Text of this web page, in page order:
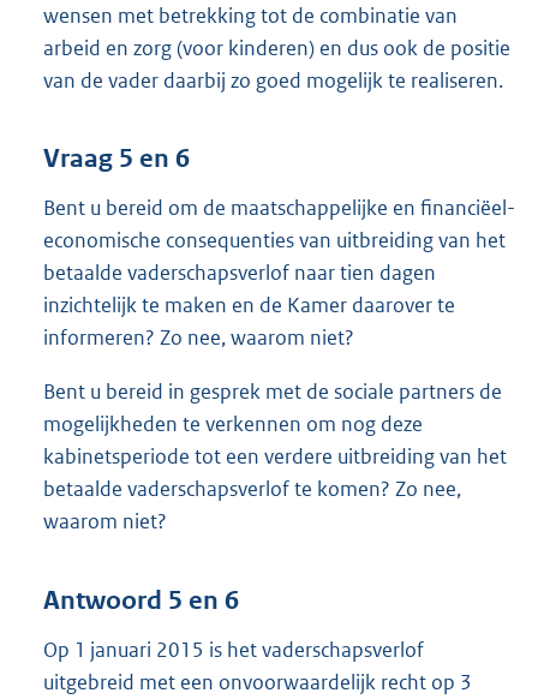
wensen met betrekking tot de combinatie van
arbeid en zorg (voor kinderen) en dus ook de positie
van de vader daarbij zo goed mogelijk te realiseren.
Vraag 5 en 6
Bent u bereid om de maatschappelijke en financiëel-
economische consequenties van uitbreiding van het
betaalde vaderschapsverlof naar tien dagen
inzichtelijk te maken en de Kamer daarover te
informeren? Zo nee, waarom niet?
Bent u bereid in gesprek met de sociale partners de
mogelijkheden te verkennen om nog deze
kabinetsperiode tot een verdere uitbreiding van het
betaalde vaderschapsverlof te komen? Zo nee,
waarom niet?
Antwoord 5 en 6
Op 1 januari 2015 is het vaderschapsverlof
uitgebreid met een onvoorwaardelijk recht op 3